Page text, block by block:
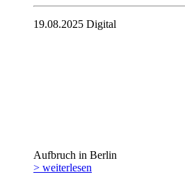
19.08.2025 Digital
Aufbruch in Berlin
> weiterlesen